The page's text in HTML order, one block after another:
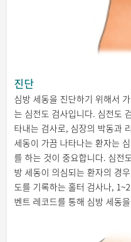
진단
심방 세동을 진단하기 위해서
는 심전도 검사입니다. 심전도
타내는 검사로, 심장의 박동과
세동이 가끔 나타나는 환자는
를 하는 것이 중요합니다. 심전
방 세동이 의심되는 환자의 경
도를 기록하는 홀터 검사나,
벤트 레코드를 통해 심방 세동